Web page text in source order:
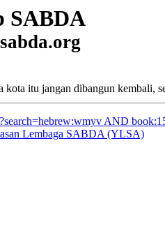
SABDA
itu jangan dibangun kembali,
AND
Lembaga SABDA (YLSA)